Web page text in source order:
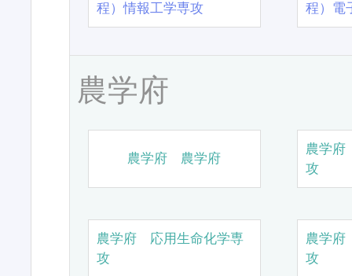
程）情報工学専攻
程）電
農学府
農学府 農学府
農学
攻
農学府 応用生命化学専
攻
農学
攻